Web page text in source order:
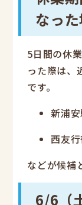
なっ
5日間の休
った際は、
です。
新浦
西友
などが候補
6/6（